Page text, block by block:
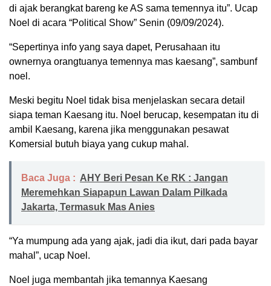
di ajak berangkat bareng ke AS sama temennya itu”. Ucap
Noel di acara “Political Show” Senin (09/09/2024).
“Sepertinya info yang saya dapet, Perusahaan itu
ownernya orangtuanya temennya mas kaesang”, sambunf
noel.
Meski begitu Noel tidak bisa menjelaskan secara detail
siapa teman Kaesang itu. Noel berucap, kesempatan itu di
ambil Kaesang, karena jika menggunakan pesawat
Komersial butuh biaya yang cukup mahal.
Baca Juga : AHY Beri Pesan Ke RK : Jangan
Meremehkan Siapapun Lawan Dalam Pilkada
Jakarta, Termasuk Mas Anies
“Ya mumpung ada yang ajak, jadi dia ikut, dari pada bayar
mahal”, ucap Noel.
Noel juga membantah jika temannya Kaesang